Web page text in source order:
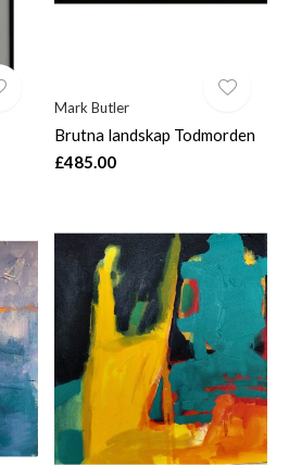
Mark Butler
Brutna landskap Todmorden
£485.00